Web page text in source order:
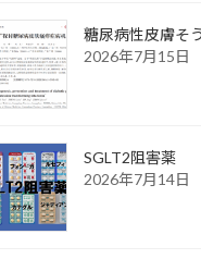
糖尿病性皮膚そ
2026年7月15日
SGLT2阻害薬
2026年7月14日